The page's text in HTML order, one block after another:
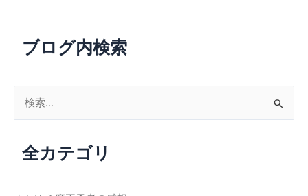
ブログ内検索
象全カテゴリ
Underground
(第
「騎
た